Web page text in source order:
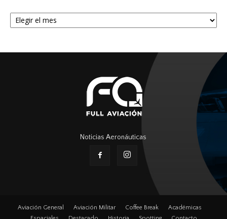
Archivos
Noticias Aeronáuticas
Aviación General Aviación Militar Coffee Break
Académicas